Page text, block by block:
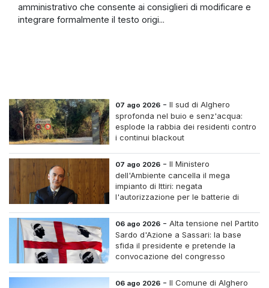
amministrativo che consente ai consiglieri di modificare e
integrare formalmente il testo origi...
07 ago 2026 -Il sud di Alghero
sprofonda nel buio e senz'acqua:
esplode la rabbia dei residenti contro
i continui blackout
07 ago 2026 -Il Ministero
dell'Ambiente cancella il mega
impianto di Ittiri: negata
l'autorizzazione per le batterie di
06 ago 2026 -Alta tensione nel Partito
Sardo d'Azione a Sassari: la base
sfida il presidente e pretende la
convocazione del congresso
06 ago 2026 -Il Comune di Alghero